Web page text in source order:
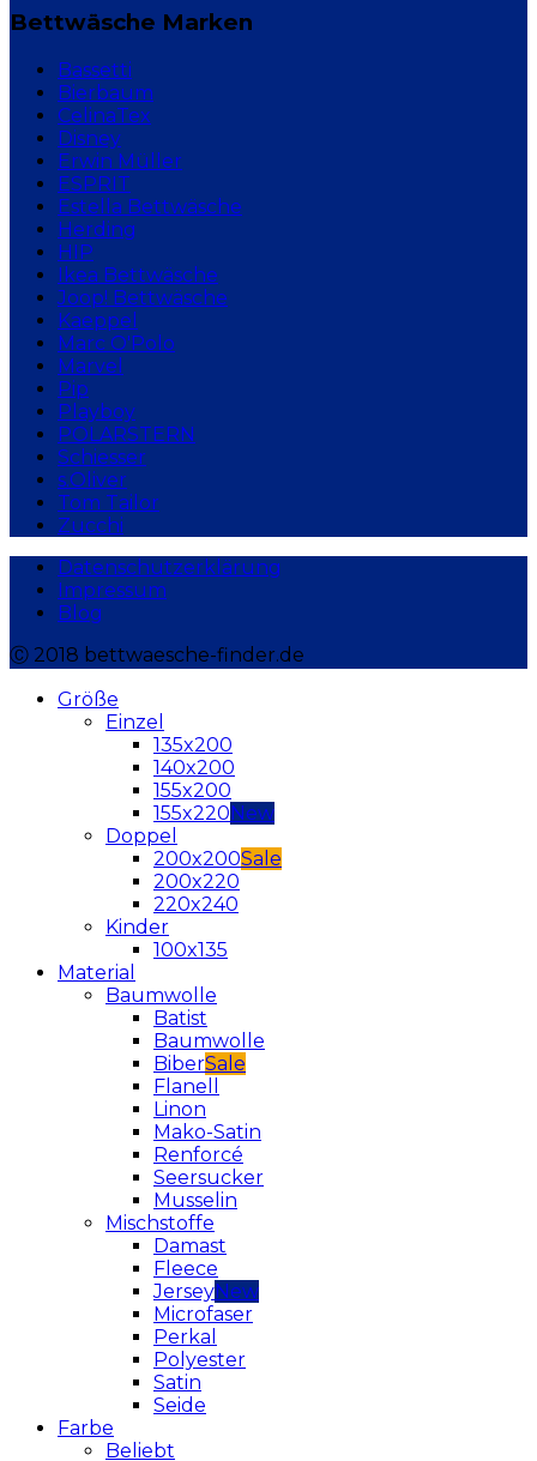
Bettwäsche Marken
Bassetti
Bierbaum
CelinaTex
Disney
Erwin Müller
ESPRIT
Estella Bettwäsche
Herding
HIP
Ikea Bettwäsche
Joop! Bettwäsche
Kaeppel
Marc O'Polo
Marvel
Pip
Playboy
POLARSTERN
Schiesser
s.Oliver
Tom Tailor
Zucchi
Datenschutzerklärung
Impressum
Blog
Ⓒ 2018 bettwaesche-finder.de
Größe
Einzel
135x200
140x200
155x200
155x220
Doppel
200x200
200x220
220x240
Kinder
100x135
Material
Baumwolle
Batist
Baumwolle
Biber
Flanell
Linon
Mako-Satin
Renforcé
Seersucker
Musselin
Mischstoffe
Damast
Fleece
Jersey
Microfaser
Perkal
Polyester
Satin
Seide
Farbe
Beliebt